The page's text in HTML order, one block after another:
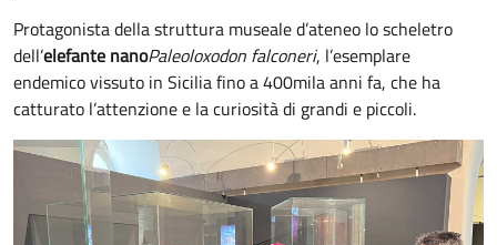
Protagonista della struttura museale d’ateneo lo scheletro
dell’elefante nanoPaleoloxodon falconeri, l’esemplare
endemico vissuto in Sicilia fino a 400mila anni fa, che ha
catturato l’attenzione e la curiosità di grandi e piccoli.